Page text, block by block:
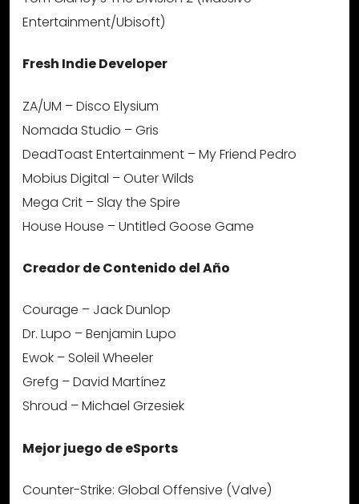
Entertainment/Ubisoft)
Fresh Indie Developer
ZA/UM – Disco Elysium
Nomada Studio – Gris
DeadToast Entertainment – My Friend Pedro
Mobius Digital – Outer Wilds
Mega Crit – Slay the Spire
House House – Untitled Goose Game
Creador de Contenido del Año
Courage – Jack Dunlop
Dr. Lupo – Benjamin Lupo
Ewok – Soleil Wheeler
Grefg – David Martínez
Shroud – Michael Grzesiek
Mejor juego de eSports
Counter-Strike: Global Offensive (Valve)